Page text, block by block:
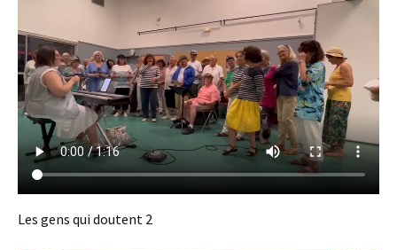
Les gens qui doutent 2